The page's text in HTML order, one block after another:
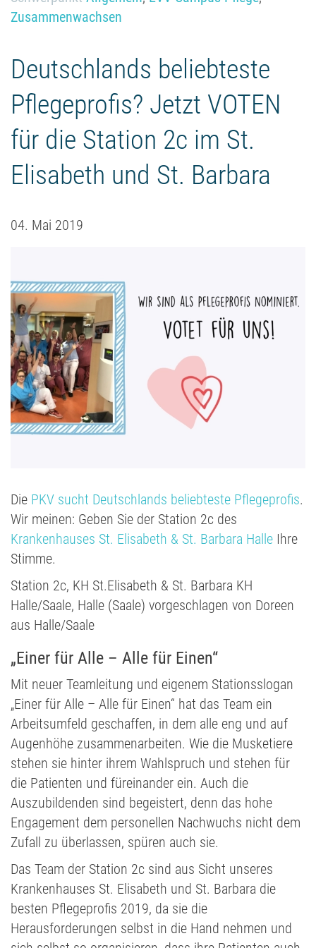
Zusammenwachsen
Deutschlands beliebteste
Pflegeprofis? Jetzt VOTEN
für die Station 2c im St.
Elisabeth und St. Barbara
04. Mai 2019
Die PKV sucht Deutschlands beliebteste Pflegeprofis.
Wir meinen: Geben Sie der Station 2c des
Krankenhauses St. Elisabeth & St. Barbara Halle Ihre
Stimme.
Station 2c, KH St.Elisabeth & St. Barbara KH
Halle/Saale, Halle (Saale) vorgeschlagen von Doreen
aus Halle/Saale
„Einer für Alle – Alle für Einen“
Mit neuer Teamleitung und eigenem Stationsslogan
„Einer für Alle – Alle für Einen“ hat das Team ein
Arbeitsumfeld geschaffen, in dem alle eng und auf
Augenhöhe zusammenarbeiten. Wie die Musketiere
stehen sie hinter ihrem Wahlspruch und stehen für
die Patienten und füreinander ein. Auch die
Auszubildenden sind begeistert, denn das hohe
Engagement dem personellen Nachwuchs nicht dem
Zufall zu überlassen, spüren auch sie.
Das Team der Station 2c sind aus Sicht unseres
Krankenhauses St. Elisabeth und St. Barbara die
besten Pflegeprofis 2019, da sie die
Herausforderungen selbst in die Hand nehmen und